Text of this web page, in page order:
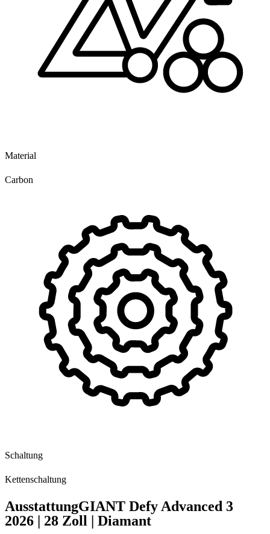
Material
Carbon
Schaltung
Kettenschaltung
AusstattungGIANT Defy Advanced 3
2026
28 Zoll Diamant